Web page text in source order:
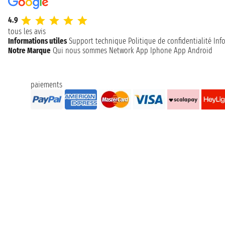
4.9
tous les avis
Informations utiles Support technique Politique de confidentialité
Notre Marque Qui nous sommes Network App Iphone App Android
paiements